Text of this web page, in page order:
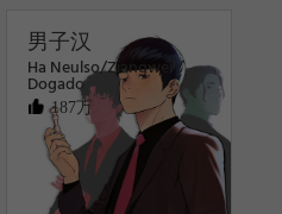
男子汉
Ha Neulso/Ziangwei /
Dogado
187万